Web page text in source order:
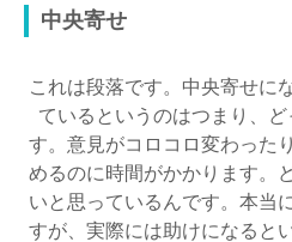
中央寄せ
これは段落です。中央寄せに
ているというのはつまり、
す。意見がコロコロ変わった
めるのに時間がかかります。
いと思っているんです。本当
すが、実際には助けになると